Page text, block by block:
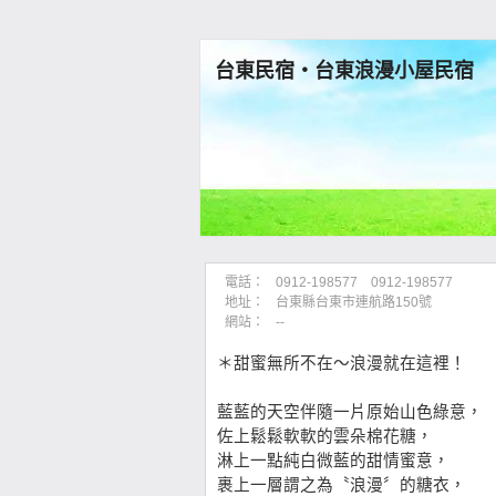
台東民宿‧台東浪漫小屋民宿
電話：
0912-198577 0912-198577
地址：
台東縣台東市連航路150號
網站：
--
＊甜蜜無所不在～浪漫就在這裡！
藍藍的天空伴隨一片原始山色綠意，
佐上鬆鬆軟軟的雲朵棉花糖，
淋上一點純白微藍的甜情蜜意，
裹上一層謂之為〝浪漫〞的糖衣，